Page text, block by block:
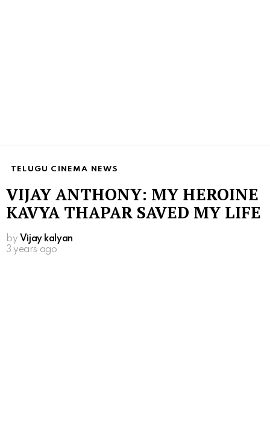
TELUGU CINEMA NEWS
VIJAY ANTHONY: MY HEROINE
KAVYA THAPAR SAVED MY LIFE
by Vijay kalyan
3 years ago